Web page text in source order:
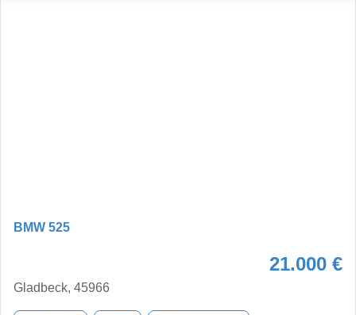
BMW 525
21.000 €
Gladbeck, 45966